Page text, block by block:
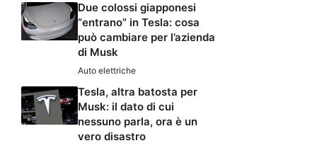
Due colossi giapponesi
“entrano” in Tesla: cosa
può cambiare per l’azienda
di Musk
Auto elettriche
Tesla, altra batosta per
Musk: il dato di cui
nessuno parla, ora è un
vero disastro